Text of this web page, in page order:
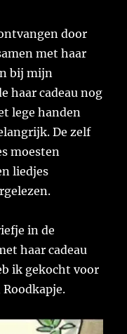
door
met haar
bij mijn
haar cadeau nog
lege handen
De zelf
moesten
liedjes
in de
haar cadeau
ik gekocht voor